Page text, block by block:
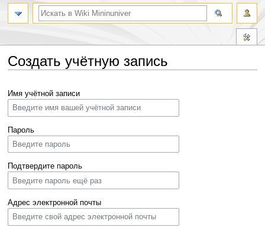
Создать учётную запись
к
навигации
к
поиску
Имя учётной записи
Пароль
Подтвердите пароль
Адрес электронной почты